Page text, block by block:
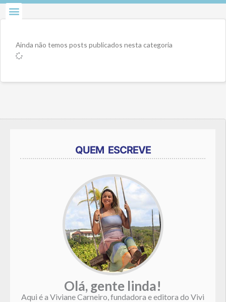
Ainda não temos posts publicados nesta categoria
QUEM ESCREVE
Olá, gente linda!
Aqui é a Viviane Carneiro, fundadora e editora do Vivi